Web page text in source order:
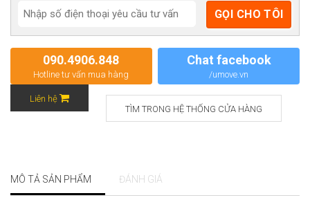
090.4906.848
Hotline tư vấn mua hàng
Chat facebook
/umove.vn
Liên hệ
TÌM TRONG HỆ THỐNG CỬA HÀNG
MÔ TẢ SẢN PHẨM ĐÁNH GIÁ